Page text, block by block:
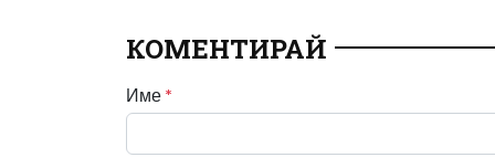
КОМЕНТИРАЙ
Име *